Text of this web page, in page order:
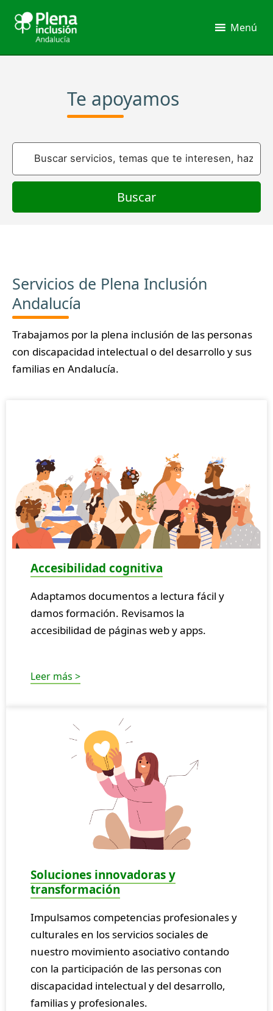
contenido
Menú
Te apoyamos
servicios,
temas
pregunta...
Servicios de Plena Inclusión
Andalucía
Trabajamos por la plena inclusión de las personas
con discapacidad intelectual o del desarrollo y sus
familias en Andalucía.
Accesibilidad cognitiva
Adaptamos documentos a lectura fácil y
damos formación. Revisamos la
accesibilidad de páginas web y apps.
Leer más >
Soluciones innovadoras y
transformación
Impulsamos competencias profesionales y
culturales en los servicios sociales de
nuestro movimiento asociativo contando
con la participación de las personas con
discapacidad intelectual y del desarrollo,
familias y profesionales.